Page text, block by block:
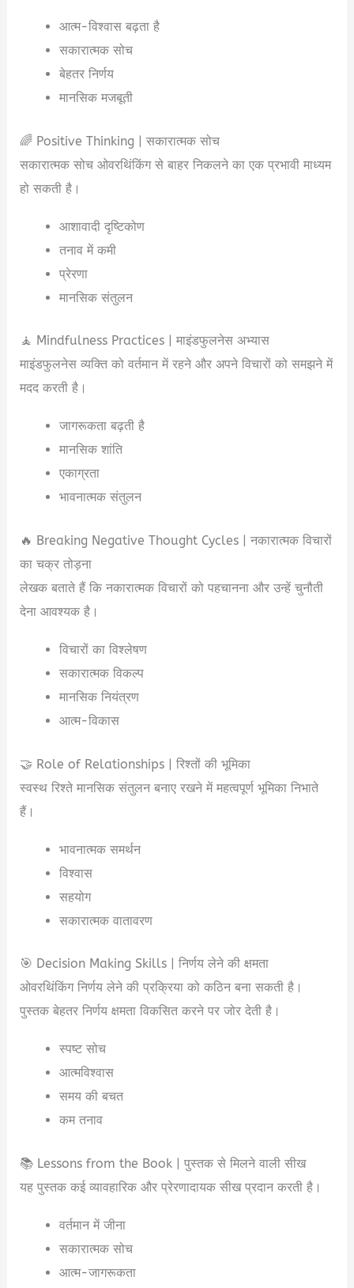
आत्म-विश्वास बढ़ता है
सकारात्मक सोच
बेहतर निर्णय
मानसिक मजबूती
🌈 Positive Thinking | सकारात्मक सोच
सकारात्मक सोच ओवरथिंकिंग से बाहर निकलने का एक प्रभावी माध्यम
हो सकती है।
आशावादी दृष्टिकोण
तनाव में कमी
प्रेरणा
मानसिक संतुलन
🧘 Mindfulness Practices | माइंडफुलनेस अभ्यास
माइंडफुलनेस व्यक्ति को वर्तमान में रहने और अपने विचारों को समझने में
मदद करती है।
जागरूकता बढ़ती है
मानसिक शांति
एकाग्रता
भावनात्मक संतुलन
🔥 Breaking Negative Thought Cycles | नकारात्मक विचारों
का चक्र तोड़ना
लेखक बताते हैं कि नकारात्मक विचारों को पहचानना और उन्हें चुनौती
देना आवश्यक है।
विचारों का विश्लेषण
सकारात्मक विकल्प
मानसिक नियंत्रण
आत्म-विकास
🤝 Role of Relationships | रिश्तों की भूमिका
स्वस्थ रिश्ते मानसिक संतुलन बनाए रखने में महत्वपूर्ण भूमिका निभाते
हैं।
भावनात्मक समर्थन
विश्वास
सहयोग
सकारात्मक वातावरण
🎯 Decision Making Skills | निर्णय लेने की क्षमता
ओवरथिंकिंग निर्णय लेने की प्रक्रिया को कठिन बना सकती है।
पुस्तक बेहतर निर्णय क्षमता विकसित करने पर जोर देती है।
स्पष्ट सोच
आत्मविश्वास
समय की बचत
कम तनाव
📚 Lessons from the Book | पुस्तक से मिलने वाली सीख
यह पुस्तक कई व्यावहारिक और प्रेरणादायक सीख प्रदान करती है।
वर्तमान में जीना
सकारात्मक सोच
आत्म-जागरूकता